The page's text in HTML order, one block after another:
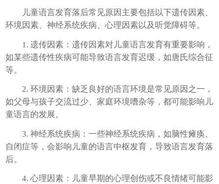
儿童语言发育落后常见原因主要包括以下遗传因素、
环境因素、神经系统疾病、心理因素以及听觉障碍等。
1. 遗传因素：遗传因素对儿童语言发育有重要影响，
如某些遗传性疾病可能导致语言发育迟缓，如唐氏综合征
等。
2. 环境因素：缺乏良好的语言环境是常见原因之一，
如父母与孩子交流过少、家庭环境嘈杂等，都可能影响儿
童语言的发展。
3. 神经系统疾病：一些神经系统疾病，如脑性瘫痪、
自闭症等，会影响儿童的语言中枢发育，导致语言发育落
后。
4. 心理因素：儿童早期的心理创伤或不良情绪可能影